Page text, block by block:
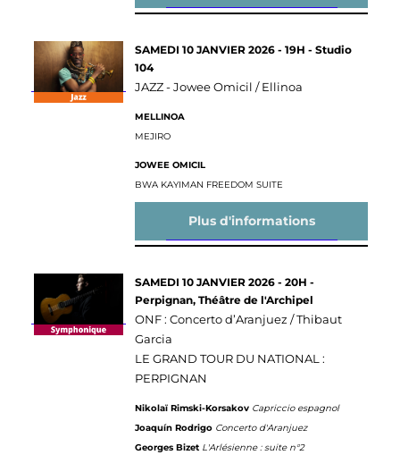
SAMEDI 10 JANVIER 2026 - 19H - Studio
104
JAZZ -Jowee Omicil / Ellinoa
MELLINOA
MEJIRO
JOWEE OMICIL
BWA KAYIMAN FREEDOM SUITE
Plus d'informations
SAMEDI 10 JANVIER 2026 - 20H -
Perpignan, Théâtre de l'Archipel
ONF : Concerto d’Aranjuez / Thibaut
Garcia
LE GRAND TOUR DU NATIONAL :
PERPIGNAN
Nikolaï Rimski-Korsakov Capriccio espagnol
Joaquín Rodrigo Concerto d'Aranjuez
Georges Bizet L'Arlésienne : suite n°2